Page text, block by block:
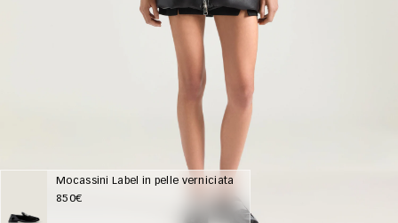
Mocassini Label in pelle verniciata
850€